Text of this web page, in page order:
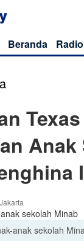
Beranda Radio
Anak
anak sekolah